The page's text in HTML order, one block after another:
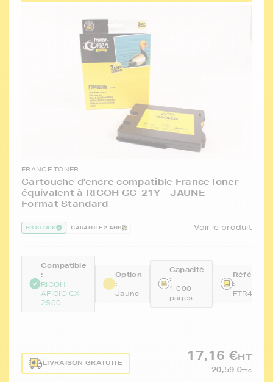
FRANCE TONER
Cartouche d'encre compatible FranceToner
équivalent à RICOH GC-21Y - JAUNE -
Format Standard
EN STOCK GARANTIE 2 ANS Voir le produit
Compatible
:
RICOH
AFICIO GX
2500
Option
:
Jaune
Capacité
:
1 000
pages
:
LIVRAISON GRATUITE
17,16 €HT
20,59 €TTC